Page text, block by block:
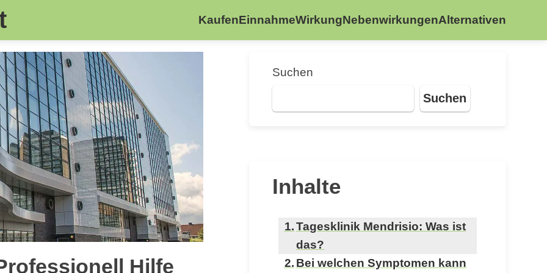
KaufenEinnahmeWirkungNebenwirkungenAlternativen
Hilfe
Suchen
Suchen
Inhalte
Tagesklinik Mendrisio: Was ist
das?
Bei welchen Symptomen kann